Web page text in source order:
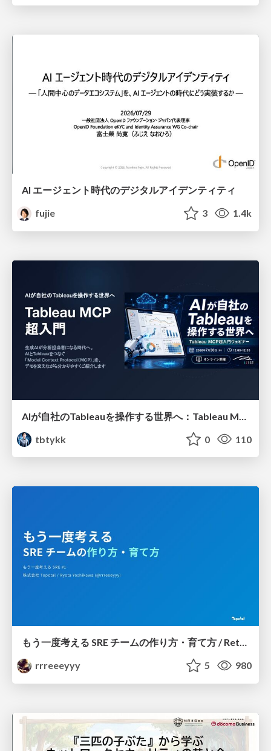
AI エージェント時代のデジタルアイデンティティ
fujie
3 1.4k
tbtykk
0 110
もう一度考える SRE チームの作り方・育て方 / Rethinking SRE #1: Building and Growing SRE Teams
rrreeeyyy
5 980